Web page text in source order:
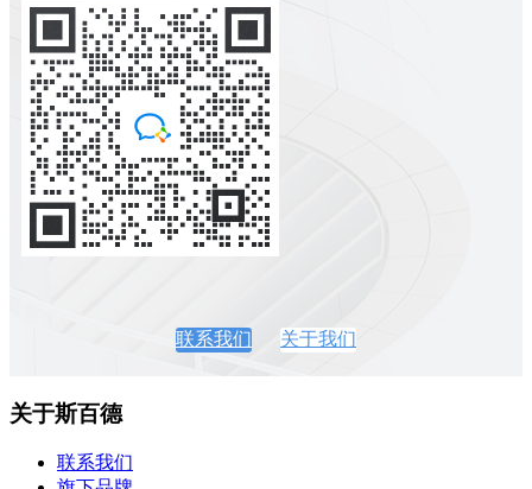
联系我们 关于我们
关于斯百德
联系我们